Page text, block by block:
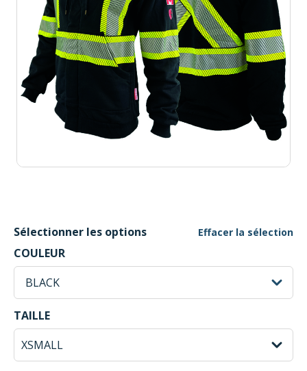
Sélectionner les options Effacer la sélection
COULEURBLACK Selected
BLACK
TAILLEXSMALL Selected